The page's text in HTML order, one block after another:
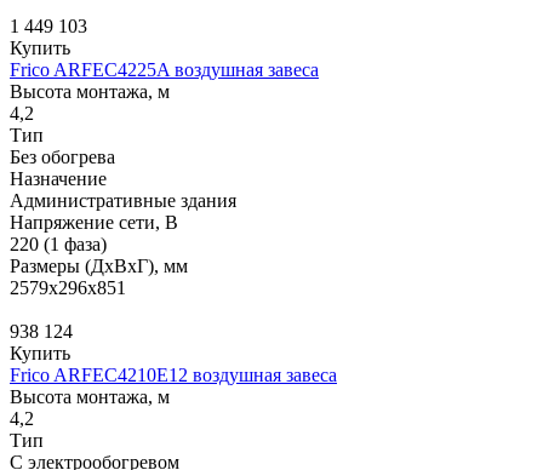
1 449 103
Купить
Frico ARFEC4225A воздушная завеса
Высота монтажа, м
4,2
Тип
Без обогрева
Назначение
Административные здания
Напряжение сети, В
220 (1 фаза)
Размеры (ДхВхГ), мм
2579x296x851
938 124
Купить
Frico ARFEC4210E12 воздушная завеса
Высота монтажа, м
4,2
Тип
С электрообогревом